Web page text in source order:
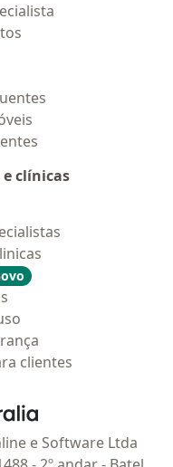
clínicas
clientes
- Homepage
e Software Ltda